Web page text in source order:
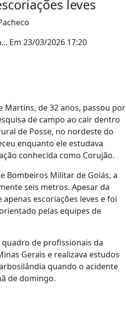
leves
Em 23/03/2026 17:20
Martins, de 32 anos, passou por
de campo ao cair dentro
de Posse, no nordeste do
enquanto ele estudava
conhecida como Corujão.
Bombeiros Militar de Goiás, a
seis metros. Apesar da
escoriações leves e foi
pelas equipes de
de profissionais da
Gerais e realizava estudos
quando o acidente
de domingo.